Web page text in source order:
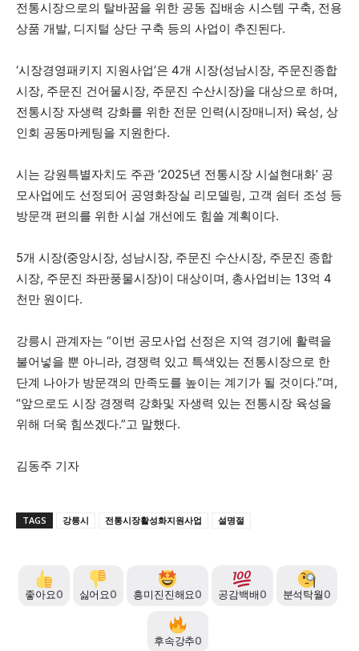
전통시장으로의 탈바꿈을 위한 공동 집배송 시스템 구축, 전용
상품 개발, 디지털 상단 구축 등의 사업이 추진된다.
‘시장경영패키지 지원사업’은 4개 시장(성남시장, 주문진종합
시장, 주문진 건어물시장, 주문진 수산시장)을 대상으로 하며,
전통시장 자생력 강화를 위한 전문 인력(시장매니저) 육성, 상
인회 공동마케팅을 지원한다.
시는 강원특별자치도 주관 ‘2025년 전통시장 시설현대화’ 공
모사업에도 선정되어 공영화장실 리모델링, 고객 쉼터 조성 등
방문객 편의를 위한 시설 개선에도 힘쓸 계획이다.
5개 시장(중앙시장, 성남시장, 주문진 수산시장, 주문진 종합
시장, 주문진 좌판풍물시장)이 대상이며, 총사업비는 13억 4
천만 원이다.
강릉시 관계자는 “이번 공모사업 선정은 지역 경기에 활력을
불어넣을 뿐 아니라, 경쟁력 있고 특색있는 전통시장으로 한
단계 나아가 방문객의 만족도를 높이는 계기가 될 것이다.”며,
“앞으로도 시장 경쟁력 강화및 자생력 있는 전통시장 육성을
위해 더욱 힘쓰겠다.”고 말했다.
김동주 기자
TAGS 강릉시 전통시장활성화지원사업 설명절
좋아요0 싫어요0 흥미진진해요0 공감백배0 분석탁월0
후속강추0